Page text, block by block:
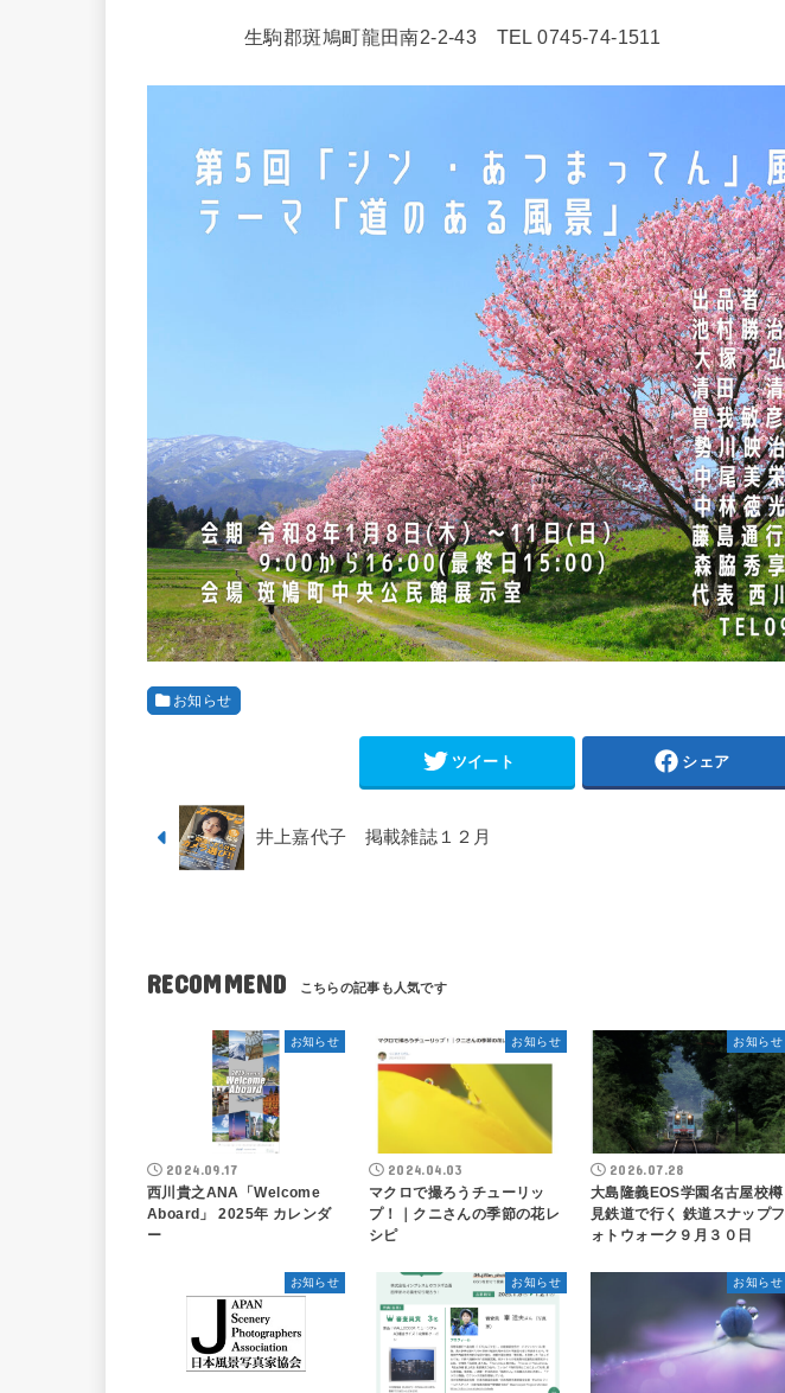
生駒郡斑鳩町龍田南2-2-43 TEL 0745-74-1511
お知らせ
ツイート シェア
井上嘉代子 掲載雑誌１２月
RECOMMEND
お知らせ
2024.09.17
西川貴之ANA「Welcome
Aboard」 2025年 カレンダ
ー
お知らせ
2024.04.03
マクロで撮ろうチューリッ
プ！｜クニさんの季節の花レ
シピ
お知らせ
2026.07.28
大島隆義EOS学園名古屋校樽
見鉄道で行く 鉄道スナップフ
ォトウォーク９月３０日
お知らせ お知らせ お知らせ